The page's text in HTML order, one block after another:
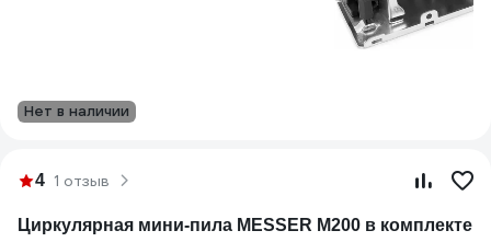
Нет в наличии
4 1 отзыв
Циркулярная мини-пила MESSER M200 в комплекте